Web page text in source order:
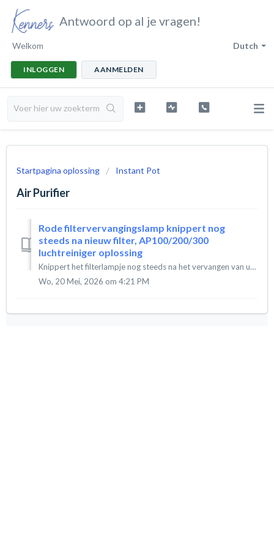
Antwoord op al je vragen!
Dutch
Welkom
INLOGGEN AANMELDEN
Startpagina oplossing Instant Pot
Air Purifier
Rode filtervervangingslamp knippert nog
steeds na nieuw filter, AP100/200/300
luchtreiniger oplossing
Knippert het filterlampje nog steeds na het vervangen van uw AP100-filter? Een snelle handmatige reset lost dit in enkele seconden op. De Instant Air Pu...
Wo, 20 Mei, 2026 om 4:21 PM